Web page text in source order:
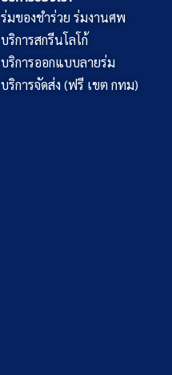
ร่มของชำร่วย ร่มงานศพ
บริการสกรีนโลโก้
บริการออกแบบลายร่ม
บริการจัดส่ง (ฟรี เขต กทม)